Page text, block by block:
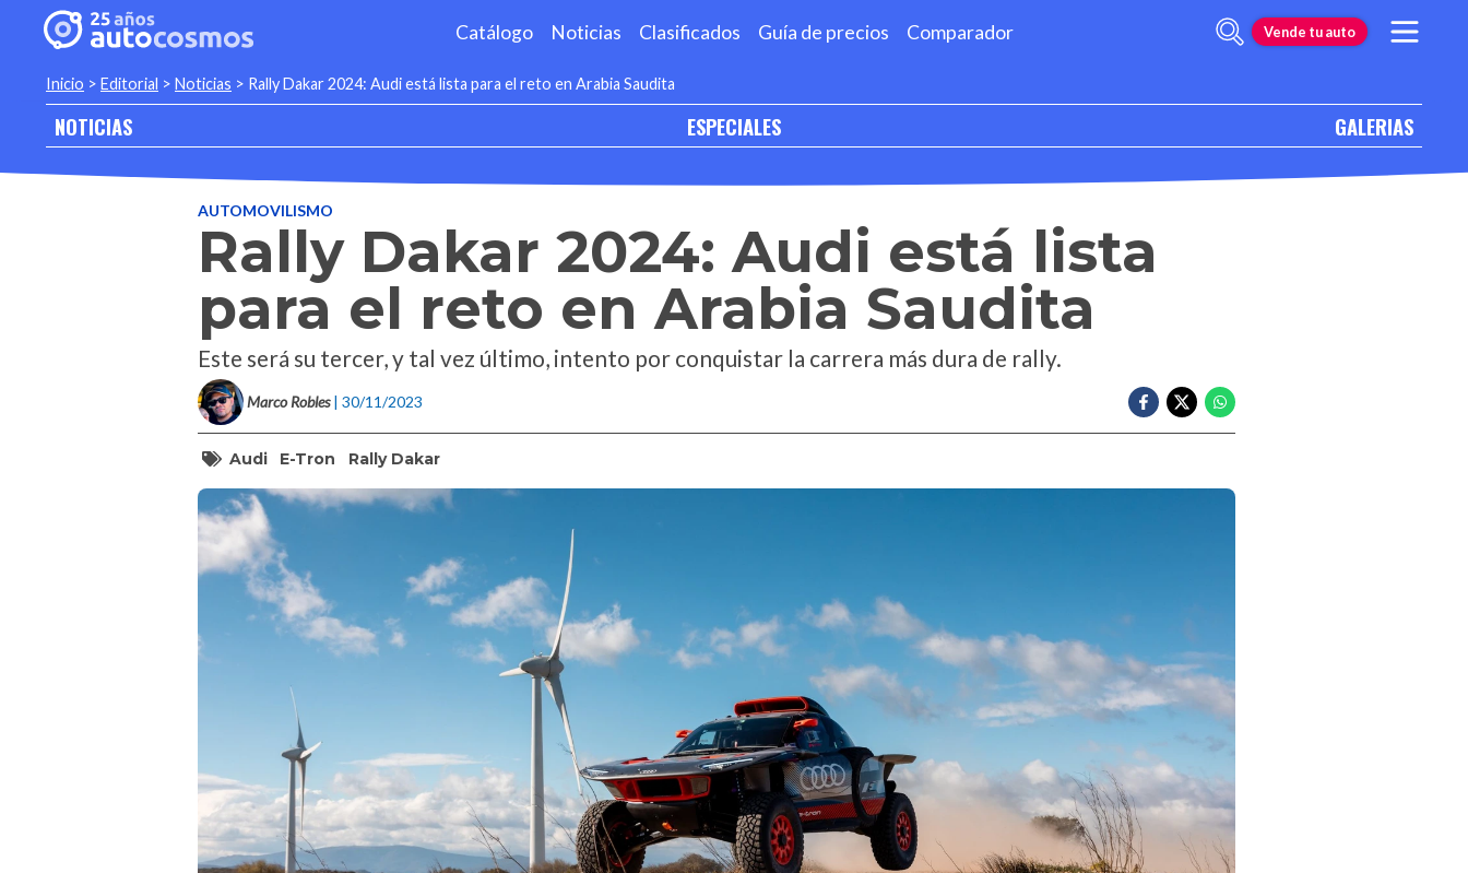
Catálogo Noticias Clasificados Guía de precios Comparador Vende tu auto
Inicio > Editorial > Noticias > Rally Dakar 2024: Audi está lista para el reto en Arabia Saudita
NOTICIAS ESPECIALES GALERIAS
AUTOMOVILISMO
Rally Dakar 2024: Audi está lista
para el reto en Arabia Saudita
Este será su tercer, y tal vez último, intento por conquistar la carrera más dura de rally.
Marco Robles | 30/11/2023
Audi E-Tron Rally Dakar